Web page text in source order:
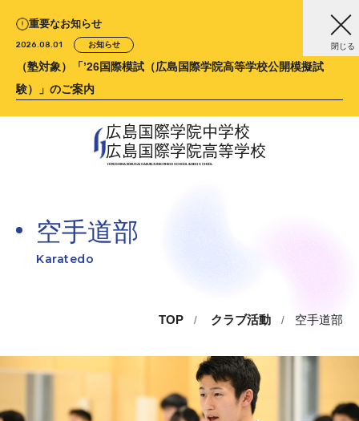
重要なお知らせ
2026.08.01 お知らせ
（塾対象）「’26国際模試（広島国際学院高等学校公開模擬試
験）」のご案内
閉じる
広島国際学院中学校
広島国際学院高等学校
HIROSHIMA KOKUSAI GAKUINJUNIOR HIGH SCHOOL &HIGH SCHOOL
空手道部
Karatedo
TOP クラブ活動 空手道部